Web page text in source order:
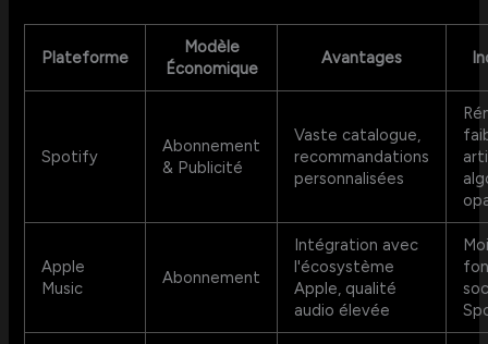
Plateforme
Modèle
Économique
Avantages
Spotify
Abonnement
& Publicité
Vaste catalogue,
recommandations
personnalisées
Apple
Music
Abonnement
Intégration avec
l'écosystème
Apple, qualité
audio élevée